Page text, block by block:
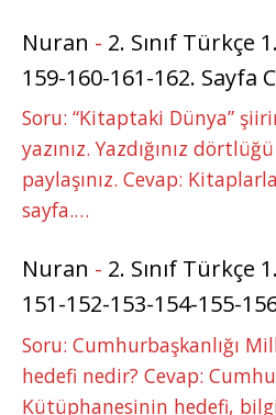
Nuran - 2. Sınıf Türkçe
159-160-161-162. Sayfa
Soru: “Kitaptaki Dünya”
yazınız. Yazdığınız
paylaşınız. Cevap:
sayfa.…
Nuran - 2. Sınıf Türkçe
151-152-153-154-155-
Soru: Cumhurbaşkanlığı
hedefi nedir? Cevap:
Kütüphanesinin hedefi,